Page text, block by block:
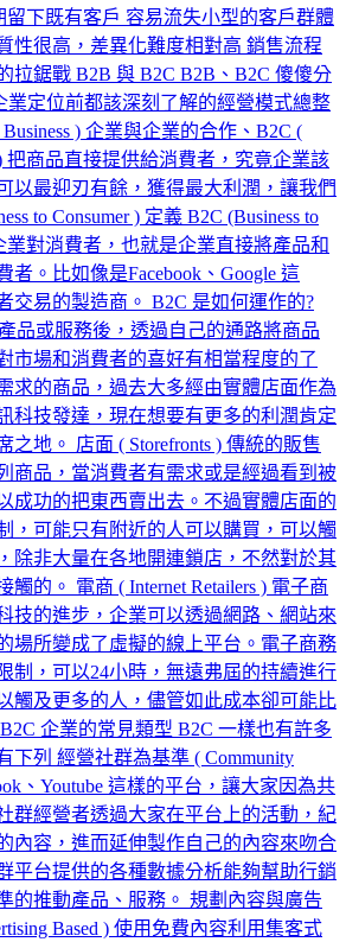
留下既有客戶 容易流失小型的客戶群體
性很高，差異化難度相對高 銷售流程
拉鋸戰 B2B 與 B2C B2B、B2C 傻傻分
業定位前都該深刻了解的經營模式總整
) 企業與企業的合作、B2C (
) 把商品直接提供給消費者，究竟企業該
以最迎刃有餘，獲得最大利潤，讓我們
to Consumer ) 定義 B2C (Business to
業對消費者，也就是企業直接將產品和
者。比如像是Facebook、Google 這
交易的製造商。 B2C 是如何運作的?
品或服務後，透過自己的通路將商品
市場和消費者的喜好有相當程度的了
求的商品，過去大多經由實體店面作為
科技發達，現在想要有更多的利潤肯定
之地。 店面 ( Storefronts ) 傳統的販售
商品，當消費者有需求或是經過看到被
成功的把東西賣出去。不過實體店面的
，可能只有附近的人可以購買，可以觸
除非大量在各地開連鎖店，不然對於其
的。 電商 ( Internet Retailers ) 電子商
技的進步，企業可以透過網路、網站來
場所變成了虛擬的線上平台。電子商務
制，可以24小時，無遠弗屆的持續進行
觸及更多的人，儘管如此成本卻可能比
企業的常見類型 B2C 一樣也有許多
下列 經營社群為基準 ( Community
、Youtube 這樣的平台，讓大家因為共
群經營者透過大家在平台上的活動，紀
內容，進而延伸製作自己的內容來吻合
平台提供的各種數據分析能夠幫助行銷
的推動產品、服務。 規劃內容與廣告
Based ) 使用免費內容利用集客式